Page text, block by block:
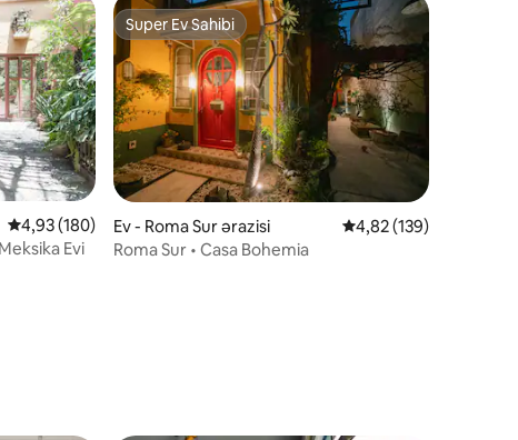
Ortalama reytinq 4,93/5, 180 rəy
4,93 (180)
Evi
Super Ev Sahibi
Super Ev Sahibi
Ev - Roma Sur ərazisi Ortalama reytinq 4,82/
4,82 (139)
Roma Sur • Casa Bohemia